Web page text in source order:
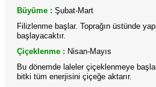
Büyüme : Şubat-Mart
Filizlenme başlar. Toprağın üstünde
başlayacaktır.
Çiçeklenme : Nisan-Mayıs
Bu dönemde laleler çiçeklenmeye
bitki tüm enerjisini çiçeğe aktarır.